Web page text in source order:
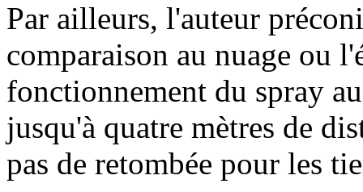
Par ailleurs, l'auteur
comparaison au nuage ou
fonctionnement du spray
jusqu'à quatre mètres de
pas de retombée pour les